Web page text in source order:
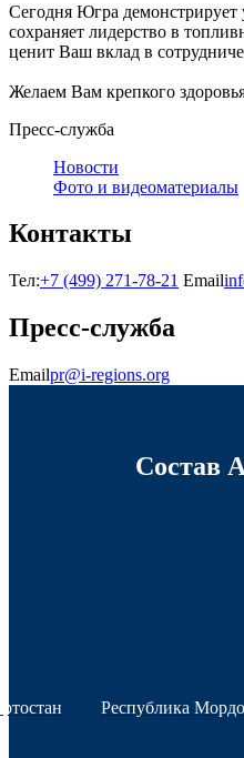
Сегодня Югра демонстрирует
сохраняет лидерство в
ценит Ваш вклад в
Желаем Вам крепкого
Пресс-служба
Новости
Фото и видеоматериалы
Контакты
Тел:+7 (499) 271-78-21 Email
Пресс-служба
Emailpr@i-regions.org
Состав
Республика